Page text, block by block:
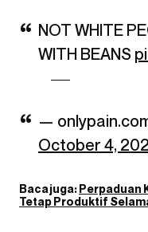
NOT WHITE
WITH BEANS
—
October 4,
Baca juga:Perpaduan
Tetap Produktif